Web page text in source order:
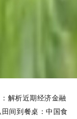
解析近期经济金融
间到餐桌：中国食